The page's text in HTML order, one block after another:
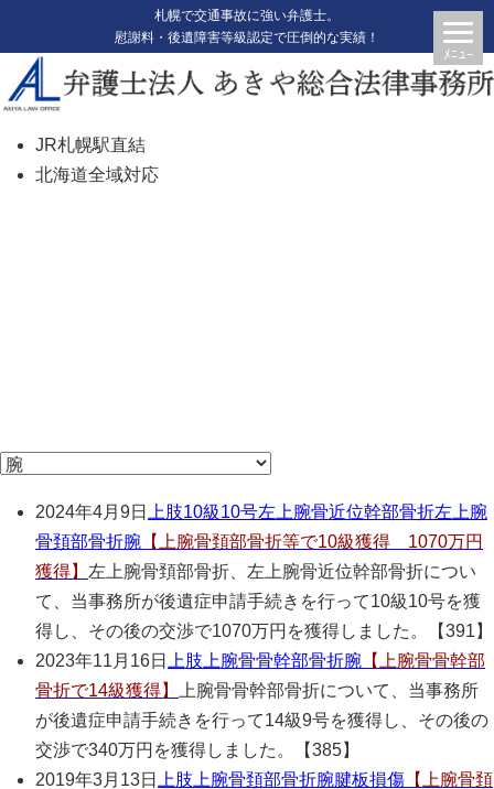
札幌で交通事故に強い弁護士。
慰謝料・後遺障害等級認定で圧倒的な実績！
JR札幌駅直結
北海道全域対応
2024年4月9日 上肢10級10号左上腕骨近位幹部骨折左上腕
骨頚部骨折腕 【上腕骨頚部骨折等で10級獲得 1070万円
獲得】 左上腕骨頚部骨折、左上腕骨近位幹部骨折につい
て、当事務所が後遺症申請手続きを行って10級10号を獲
得し、その後の交渉で1070万円を獲得しました。【391】
2023年11月16日
上肢 上腕骨骨幹部骨折腕 【上腕骨骨幹部
骨折で14級獲得】
上腕骨骨幹部骨折について、当事務所
が後遺症申請手続きを行って14級9号を獲得し、その後の
交渉で340万円を獲得しました。【385】
2019年3月13日
上肢 上腕骨頚部骨折腕腱板損傷 【上腕骨頚